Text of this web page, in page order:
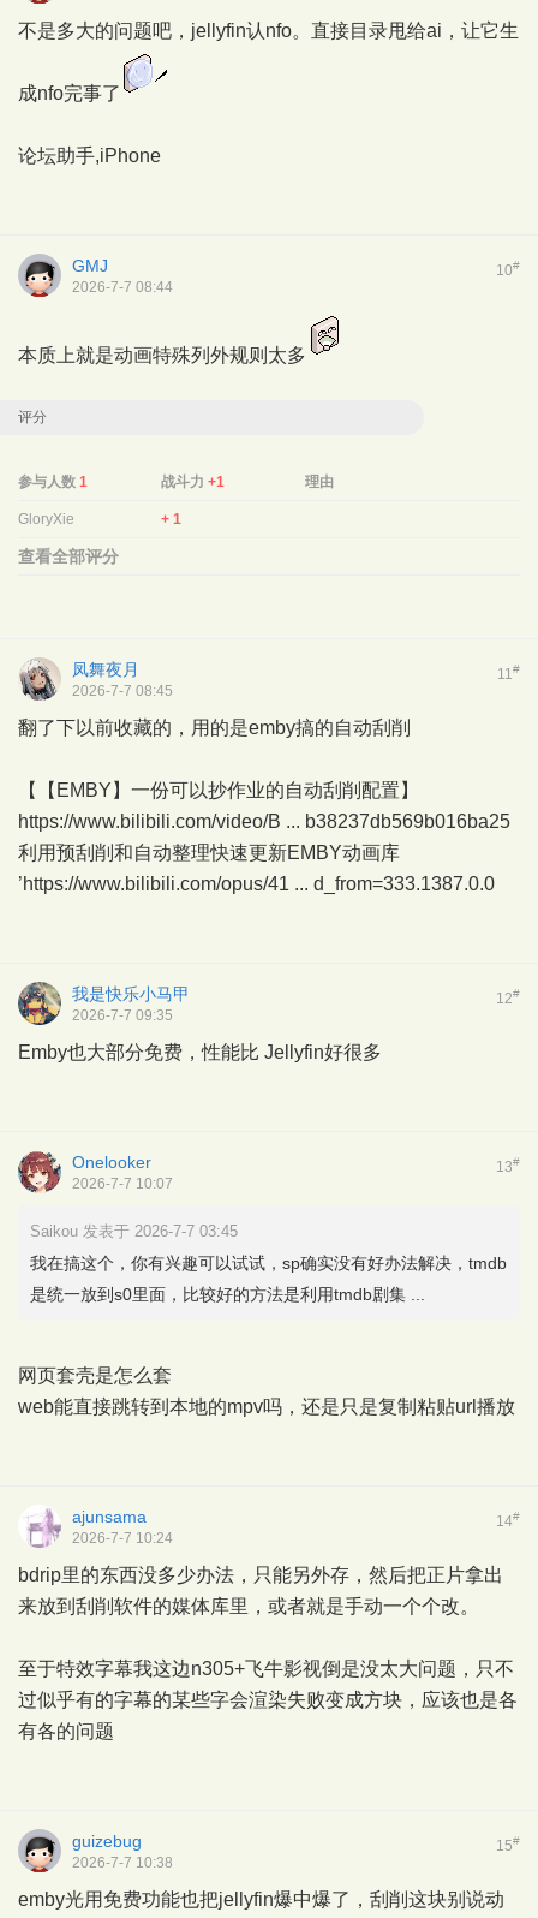
不是多大的问题吧，jellyfin认nfo。直接目录甩给ai，让它生
成nfo完事了
论坛助手,iPhone
10#
GMJ
2026-7-7 08:44
本质上就是动画特殊列外规则太多
评分
参与人数 1 战斗力+1 理由
GloryXie + 1
查看全部评分
11#
凤舞夜月
2026-7-7 08:45
翻了下以前收藏的，用的是emby搞的自动刮削
【【EMBY】一份可以抄作业的自动刮削配置】
https://www.bilibili.com/video/B ... b38237db569b016ba25
利用预刮削和自动整理快速更新EMBY动画库
’https://www.bilibili.com/opus/41 ... d_from=333.1387.0.0
12#
我是快乐小马甲
2026-7-7 09:35
Emby也大部分免费，性能比 Jellyfin好很多
13#
Onelooker
2026-7-7 10:07
Saikou 发表于 2026-7-7 03:45
我在搞这个，你有兴趣可以试试，sp确实没有好办法解决，tmdb
是统一放到s0里面，比较好的方法是利用tmdb剧集 ...
网页套壳是怎么套
web能直接跳转到本地的mpv吗，还是只是复制粘贴url播放
14#
ajunsama
2026-7-7 10:24
bdrip里的东西没多少办法，只能另外存，然后把正片拿出
来放到刮削软件的媒体库里，或者就是手动一个个改。
至于特效字幕我这边n305+飞牛影视倒是没太大问题，只不
过似乎有的字幕的某些字会渲染失败变成方块，应该也是各
有各的问题
15#
guizebug
2026-7-7 10:38
emby光用免费功能也把jellyfin爆中爆了，刮削这块别说动